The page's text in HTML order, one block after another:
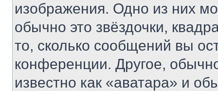
изображения. Одно из них
обычно это звёздочки,
то, сколько сообщений вы
конференции. Другое,
известно как «аватара» и